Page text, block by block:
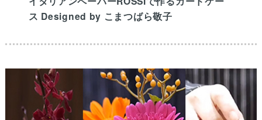
ス Designed by こまつばら敬子